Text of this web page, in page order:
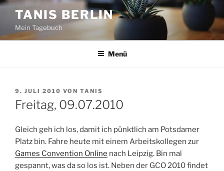
Zum
Inhalt
springen
TANIS BERLIN
Mein Tagebuch
Menü
VERÖFFENTLICHT
AM
9. JULI 2010 VON TANIS
Freitag, 09.07.2010
Gleich geh ich los, damit ich pünktlich am Potsdamer
Platz bin. Fahre heute mit einem Arbeitskollegen zur
Games Convention Online nach Leipzig. Bin mal
gespannt, was da so los ist. Neben der GCO 2010 findet